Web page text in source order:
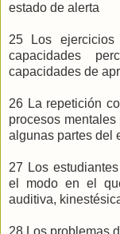
estado de alerta
25 Los
capacidades
capacidades de
26 La repetición
procesos
algunas partes del
27 Los
el modo en el
auditiva,